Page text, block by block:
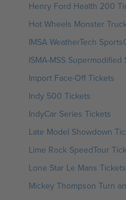
Henry Ford Health 200
Hot Wheels Monster
IMSA WeatherTech
ISMA-MSS
Import Face-Off Tickets
Indy 500 Tickets
IndyCar Series Tickets
Late Model Showdown
Lime Rock SpeedTour
Lone Star Le Mans Tickets
Mickey Thompson Turn